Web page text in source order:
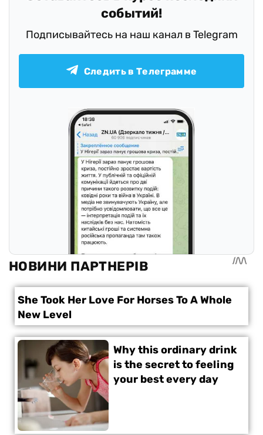
событий!
Подписывайтесь на наш канал в Telegram
Следить в Телеграмме